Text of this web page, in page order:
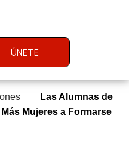
ÚNETE
Las Alumnas de
Mujeres a Formarse